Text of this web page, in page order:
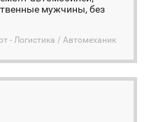
мужчины, без
- Логистика / Автомеханик